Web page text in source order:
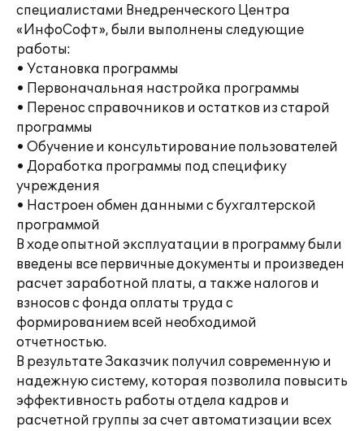
специалистами Внедренческого Центра
«ИнфоСофт», были выполнены следующие
работы:
• Установка программы
• Первоначальная настройка программы
• Перенос справочников и остатков из старой
программы
• Обучение и консультирование пользователей
• Доработка программы под специфику
учреждения
• Настроен обмен данными с бухгалтерской
программой
В ходе опытной эксплуатации в программу были
введены все первичные документы и произведен
расчет заработной платы, а также налогов и
взносов с фонда оплаты труда с
формированием всей необходимой
отчетностью.
В результате Заказчик получил современную и
надежную систему, которая позволила повысить
эффективность работы отдела кадров и
расчетной группы за счет автоматизации всех